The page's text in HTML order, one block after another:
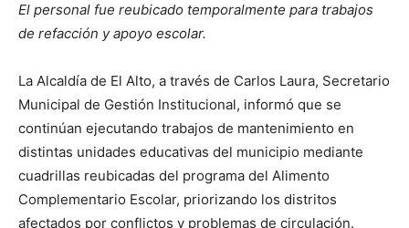
El personal fue reubicado temporalmente para trabajos
de refacción y apoyo escolar.
La Alcaldía de El Alto, a través de Carlos Laura, Secretario
Municipal de Gestión Institucional, informó que se
continúan ejecutando trabajos de mantenimiento en
distintas unidades educativas del municipio mediante
cuadrillas reubicadas del programa del Alimento
Complementario Escolar, priorizando los distritos
afectados por conflictos y problemas de circulación.